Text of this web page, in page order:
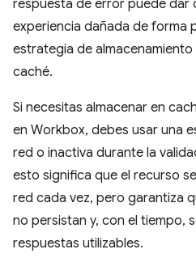
respuesta de error puede dar
experiencia dañada de forma
estrategia de
caché.
Si necesitas almacenar en
en Workbox, debes usar una
red o inactiva durante la
esto significa que el recurso
red cada vez, pero garantiza
no persistan y, con el tiempo,
respuestas utilizables.